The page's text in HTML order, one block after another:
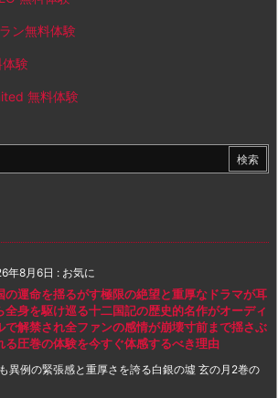
ン無料体験
験
無料体験
年8月6日 : お気に
の運命を揺るがす極限の絶望と重厚なドラマが耳
全身を駆け巡る十二国記の歴史的名作がオーディ
で解禁され全ファンの感情が崩壊寸前まで揺さぶ
る圧巻の体験を今すぐ体感するべき理由
異例の緊張感と重厚さを誇る白銀の墟 玄の月2巻の